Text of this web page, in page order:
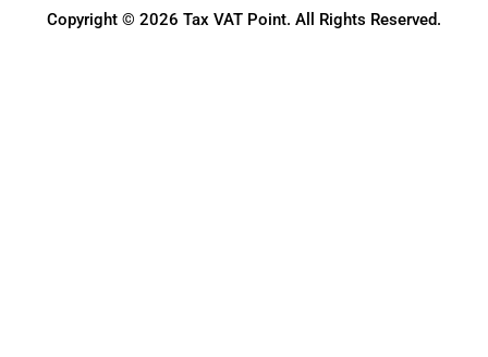
Copyright © 2026 Tax VAT Point. All Rights Reserved.